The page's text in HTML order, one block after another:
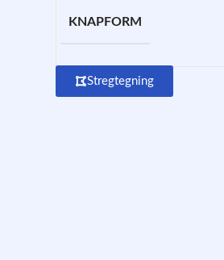
KNAPFORM
Stregtegning